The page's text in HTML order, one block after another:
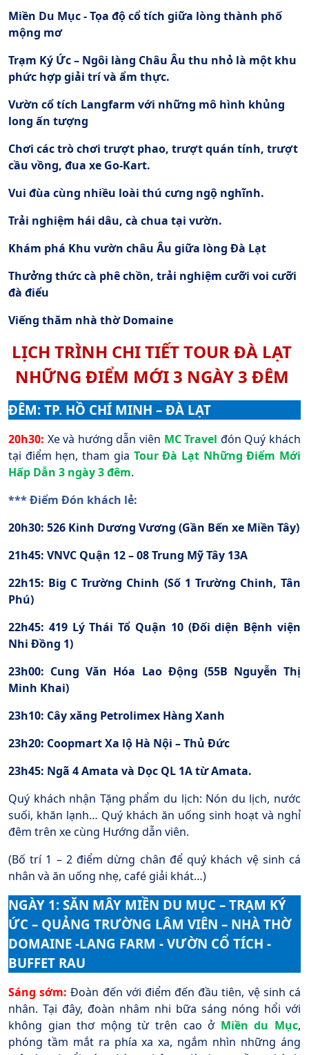
Miền Du Mục - Tọa độ cổ tích giữa lòng thành phố
mộng mơ
Trạm Ký Ức – Ngôi làng Châu Âu thu nhỏ là một khu
phức hợp giải trí và ẩm thực.
Vườn cổ tích Langfarm với những mô hình khủng
long ấn tượng
Chơi các trò chơi trượt phao, trượt quán tính, trượt
cầu vồng, đua xe Go-Kart.
Vui đùa cùng nhiều loài thú cưng ngộ nghĩnh.
Trải nghiệm hái dâu, cà chua tại vườn.
Khám phá Khu vườn châu Âu giữa lòng Đà Lạt
Thưởng thức cà phê chồn, trải nghiệm cưỡi voi cưỡi
đà điểu
Viếng thăm nhà thờ Domaine
LỊCH TRÌNH CHI TIẾT TOUR ĐÀ LẠT
NHỮNG ĐIỂM MỚI 3 NGÀY 3 ĐÊM
ĐÊM: TP. HỒ CHÍ MINH – ĐÀ LẠT
20h30: Xe và hướng dẫn viên MC Travel đón Quý khách
tại điểm hẹn, tham gia Tour Đà Lạt Những Điểm Mới
Hấp Dẫn 3 ngày 3 đêm.
*** Điểm Đón khách lẻ:
20h30: 526 Kinh Dương Vương (Gần Bến xe Miền Tây)
21h45: VNVC Quận 12 – 08 Trung Mỹ Tây 13A
22h15: Big C Trường Chinh (Số 1 Trường Chinh, Tân
Phú)
22h45: 419 Lý Thái Tổ Quận 10 (Đối diện Bệnh viện
Nhi Đồng 1)
23h00: Cung Văn Hóa Lao Động (55B Nguyễn Thị
Minh Khai)
23h10: Cây xăng Petrolimex Hàng Xanh
23h20: Coopmart Xa lộ Hà Nội – Thủ Đức
23h45: Ngã 4 Amata và Dọc QL 1A từ Amata.
Quý khách nhận Tặng phẩm du lịch: Nón du lịch, nước
suối, khăn lạnh… Quý khách ăn uống sinh hoạt và nghỉ
đêm trên xe cùng Hướng dẫn viên.
(Bố trí 1 – 2 điểm dừng chân để quý khách vệ sinh cá
nhân và ăn uống nhẹ, café giải khát…)
NGÀY 1: SĂN MÂY MIỀN DU MỤC – TRẠM KÝ
ỨC – QUẢNG TRƯỜNG LÂM VIÊN – NHÀ THỜ
DOMAINE -LANG FARM - VƯỜN CỔ TÍCH -
BUFFET RAU
Sáng sớm: Đoàn đến với điểm đến đầu tiên, vệ sinh cá
nhân. Tại đây, đoàn nhâm nhi bữa sáng nóng hổi với
không gian thơ mộng từ trên cao ở Miền du Mục,
phóng tầm mắt ra phía xa xa, ngắm nhìn những áng